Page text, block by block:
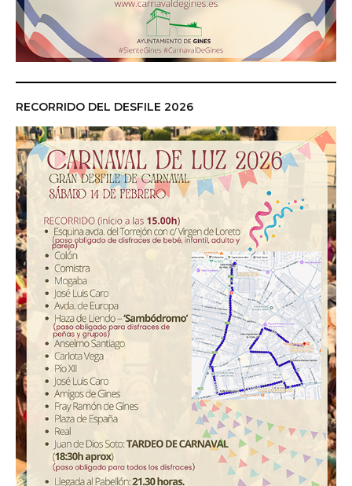
RECORRIDO DEL DESFILE 2026